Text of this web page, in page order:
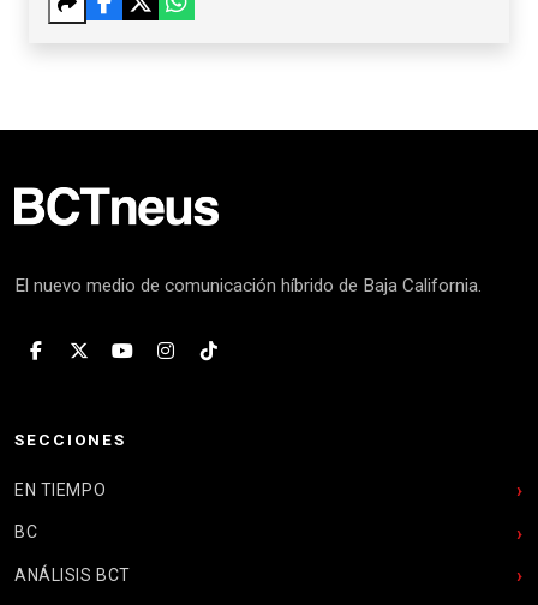
El nuevo medio de comunicación híbrido de Baja California.
SECCIONES
EN TIEMPO
BC
ANÁLISIS BCT